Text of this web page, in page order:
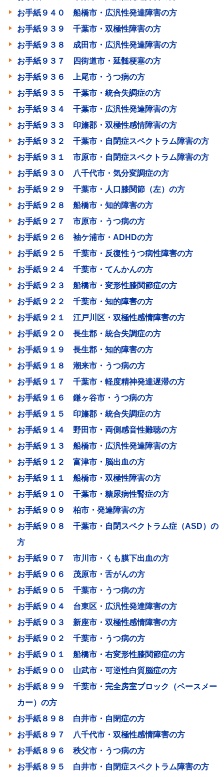
お手紙９４０ 船橋市・広汎性発達障害の方
お手紙９３９ 千葉市・双極性障害の方
お手紙９３８ 成田市・広汎性発達障害の方
お手紙９３７ 四街道市・延髄梗塞の方
お手紙９３６ 上尾市・うつ病の方
お手紙９３５ 千葉市・統合失調症の方
お手紙９３４ 千葉市・広汎性発達障害の方
お手紙９３３ 印旛郡・双極性感情障害の方
お手紙９３２ 千葉市・自閉症スペクトラム障害の方
お手紙９３１ 市原市・自閉症スペクトラム障害の方
お手紙９３０ 八千代市・気分変調症の方
お手紙９２９ 千葉市・人口膝関節（左）の方
お手紙９２８ 船橋市・知的障害の方
お手紙９２７ 市原市・うつ病の方
お手紙９２６ 袖ケ浦市・ADHDの方
お手紙９２５ 千葉市・反復性うつ病性障害の方
お手紙９２４ 千葉市・てんかんの方
お手紙９２３ 船橋市・変形性膝関節症の方
お手紙９２２ 千葉市・知的障害の方
お手紙９２１ 江戸川区・双極性感情障害の方
お手紙９２０ 長生郡・統合失調症の方
お手紙９１９ 長生郡・知的障害の方
お手紙９１８ 潮来市・うつ病の方
お手紙９１７ 千葉市・軽度精神発達遅滞の方
お手紙９１６ 鎌ヶ谷市・うつ病の方
お手紙９１５ 印旛郡・統合失調症の方
お手紙９１４ 野田市・両側感音性難聴の方
お手紙９１３ 船橋市・広汎性発達障害の方
お手紙９１２ 富津市・脳出血の方
お手紙９１１ 船橋市・双極性障害の方
お手紙９１０ 千葉市・糖尿病性腎症の方
お手紙９０９ 柏市・発達障害の方
お手紙９０８ 千葉市・自閉スペクトラム症（ASD）の
方
お手紙９０７ 市川市・くも膜下出血の方
お手紙９０６ 茂原市・舌がんの方
お手紙９０５ 千葉市・うつ病の方
お手紙９０４ 台東区・広汎性発達障害の方
お手紙９０３ 新座市・双極性感情障害の方
お手紙９０２ 千葉市・うつ病の方
お手紙９０１ 船橋市・右変形性膝関節症の方
お手紙９００ 山武市・可逆性白質脳症の方
お手紙８９９ 千葉市・完全房室ブロック（ペースメー
カー）の方
お手紙８９８ 白井市・自閉症の方
お手紙８９７ 八千代市・双極性感情障害の方
お手紙８９６ 秩父市・うつ病の方
お手紙８９５ 白井市・自閉症スペクトラム障害の方